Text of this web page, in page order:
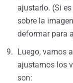
ajustarlo. (Si
sobre la
deformar para
Luego, vamos
ajustamos los
son: